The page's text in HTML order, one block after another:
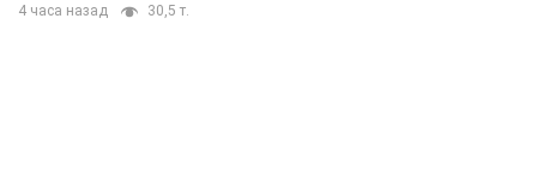
4 часа назад 30,5 т.